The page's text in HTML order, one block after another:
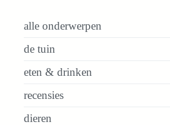
alle onderwerpen
de tuin
eten & drinken
recensies
dieren